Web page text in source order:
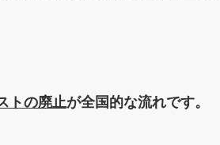
トの廃止が全国的な流れです。